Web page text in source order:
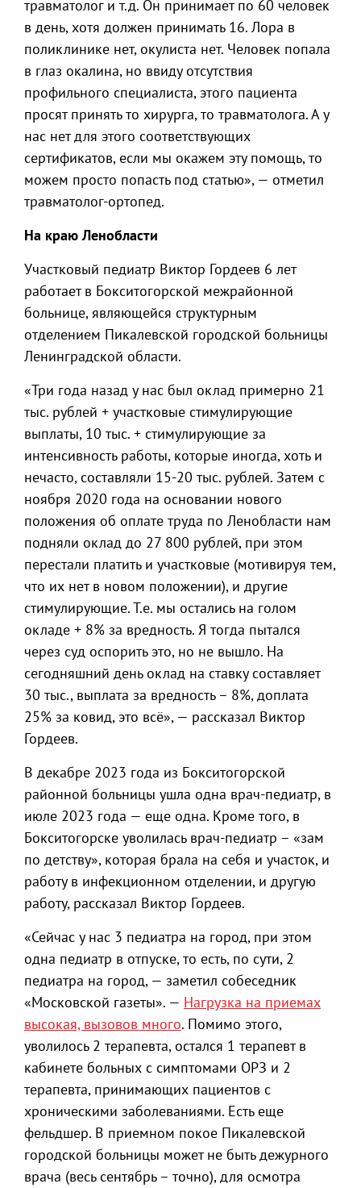
травматолог и т.д. Он принимает по 60 человек
в день, хотя должен принимать 16. Лора в
поликлинике нет, окулиста нет. Человек попала
в глаз окалина, но ввиду отсутствия
профильного специалиста, этого пациента
просят принять то хирурга, то травматолога. А у
нас нет для этого соответствующих
сертификатов, если мы окажем эту помощь, то
можем просто попасть под статью», — отметил
травматолог-ортопед.
На краю Ленобласти
Участковый педиатр Виктор Гордеев 6 лет
работает в Бокситогорской межрайонной
больнице, являющейся структурным
отделением Пикалевской городской больницы
Ленинградской области.
«Три года назад у нас был оклад примерно 21
тыс. рублей + участковые стимулирующие
выплаты, 10 тыс. + стимулирующие за
интенсивность работы, которые иногда, хоть и
нечасто, составляли 15-20 тыс. рублей. Затем с
ноября 2020 года на основании нового
положения об оплате труда по Ленобласти нам
подняли оклад до 27 800 рублей, при этом
перестали платить и участковые (мотивируя тем,
что их нет в новом положении), и другие
стимулирующие. Т.е. мы остались на голом
окладе + 8% за вредность. Я тогда пытался
через суд оспорить это, но не вышло. На
сегодняшний день оклад на ставку составляет
30 тыс., выплата за вредность – 8%, доплата
25% за ковид, это всё», — рассказал Виктор
Гордеев.
В декабре 2023 года из Бокситогорской
районной больницы ушла одна врач-педиатр, в
июле 2023 года — еще одна. Кроме того, в
Бокситогорске уволилась врач-педиатр – «зам
по детству», которая брала на себя и участок, и
работу в инфекционном отделении, и другую
работу, рассказал Виктор Гордеев.
«Сейчас у нас 3 педиатра на город, при этом
одна педиатр в отпуске, то есть, по сути, 2
педиатра на город, — заметил собеседник
«Московской газеты». — Нагрузка на приемах
высокая, вызовов много. Помимо этого,
уволилось 2 терапевта, остался 1 терапевт в
кабинете больных с симптомами ОРЗ и 2
терапевта, принимающих пациентов с
хроническими заболеваниями. Есть еще
фельдшер. В приемном покое Пикалевской
городской больницы может не быть дежурного
врача (весь сентябрь – точно), для осмотра